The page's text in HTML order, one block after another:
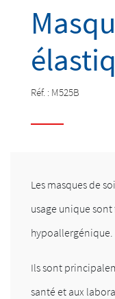
Réf. : M525B
Les masques de
usage unique
hypoallergénique.
Ils sont
santé et aux